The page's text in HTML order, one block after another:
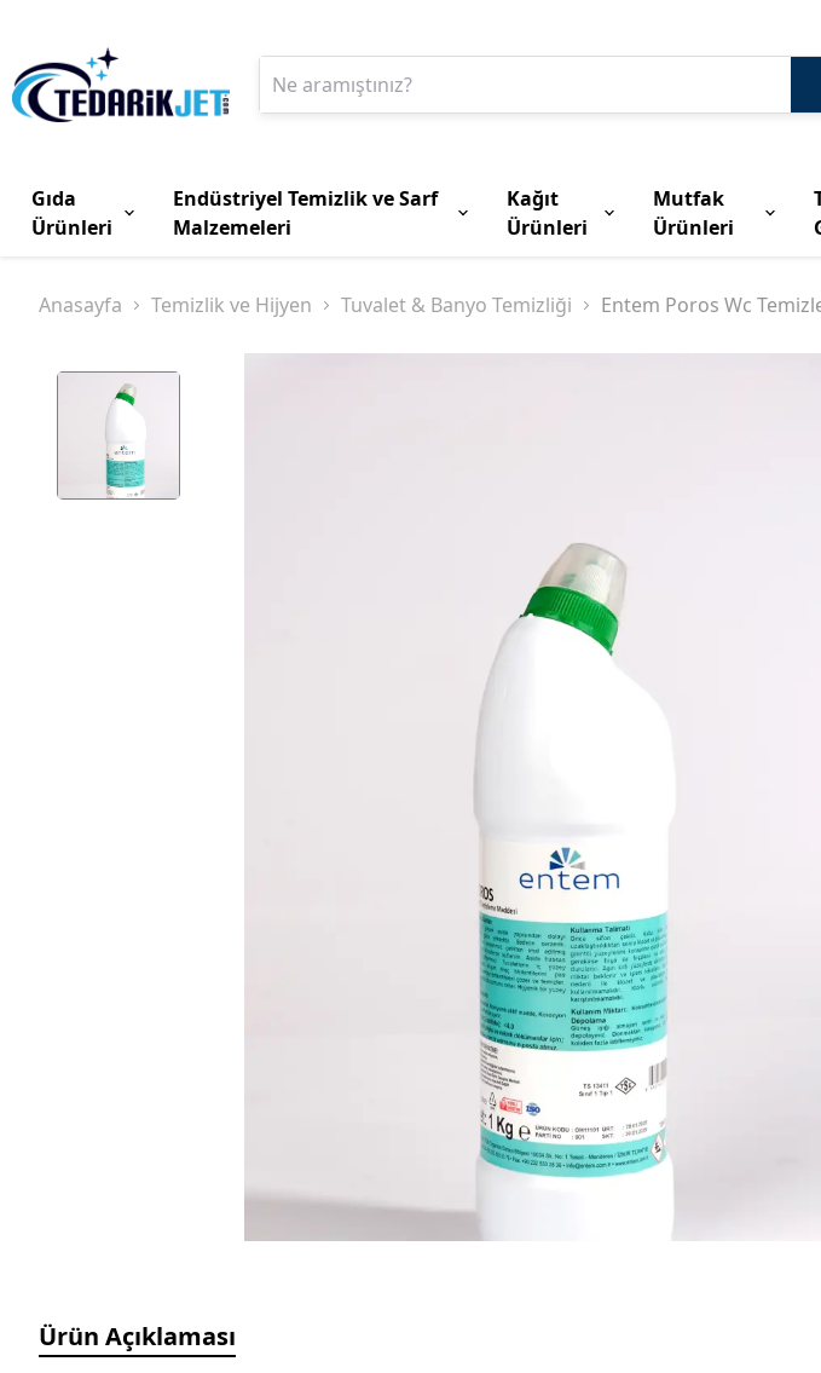
Gıda
Ürünleri
Endüstriyel Temizlik ve Sarf
Malzemeleri
Kağıt
Ürünleri
Mutfak
Ürünleri
Anasayfa Temizlik ve Hijyen Tuvalet & Banyo Temizliği Entem Poros Wc
Ürün Açıklaması